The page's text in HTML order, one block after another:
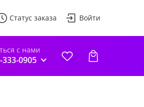
Статус заказа Войти
с нами
333-0905